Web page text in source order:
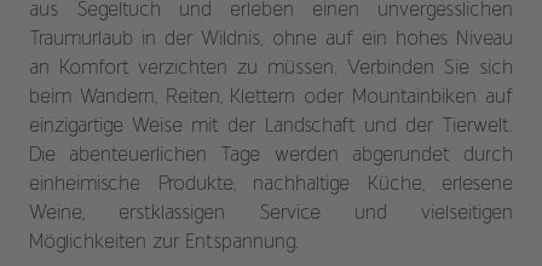
aus Segeltuch und erleben einen unvergesslichen
Traumurlaub in der Wildnis, ohne auf ein hohes Niveau
an Komfort verzichten zu müssen. Verbinden Sie sich
beim Wandern, Reiten, Klettern oder Mountainbiken auf
einzigartige Weise mit der Landschaft und der Tierwelt.
Die abenteuerlichen Tage werden abgerundet durch
einheimische Produkte, nachhaltige Küche, erlesene
Weine, erstklassigen Service und vielseitigen
Möglichkeiten zur Entspannung.